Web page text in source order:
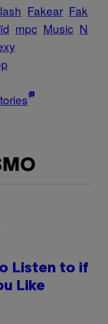
Fakear Fak
mpc Music N
Listen to if
Like